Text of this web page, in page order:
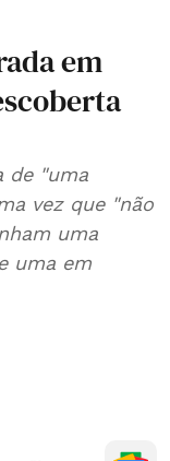
em
de "uma
vez que "não
uma
uma em